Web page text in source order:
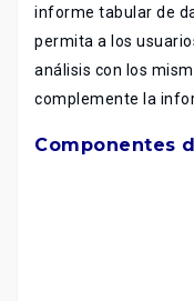
informe tabular de
permita a los
análisis con los
complemente la
Componentes